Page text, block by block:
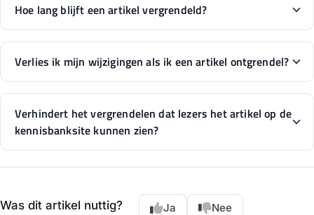
Hoe lang blijft een artikel vergrendeld?
Verlies ik mijn wijzigingen als ik een artikel ontgrendel?
Verhindert het vergrendelen dat lezers het artikel op de
kennisbanksite kunnen zien?
Was dit artikel nuttig? Ja Nee